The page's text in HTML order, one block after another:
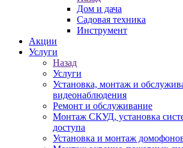
Дом и дача
Садовая техника
Инструмент
Акции
Услуги
Назад
Услуги
Установка, монтаж и
видеонаблюдения
Ремонт и обслуживание
Монтаж СКУД, установка
доступа
Установка и монтаж